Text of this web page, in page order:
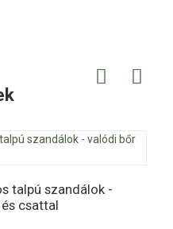
talpú szandálok -
csattal